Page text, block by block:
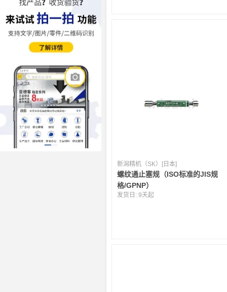
新潟精机（SK）[日本]
螺纹通止塞规（ISO标准的JIS规
格/GPNP）
发货日:9天起